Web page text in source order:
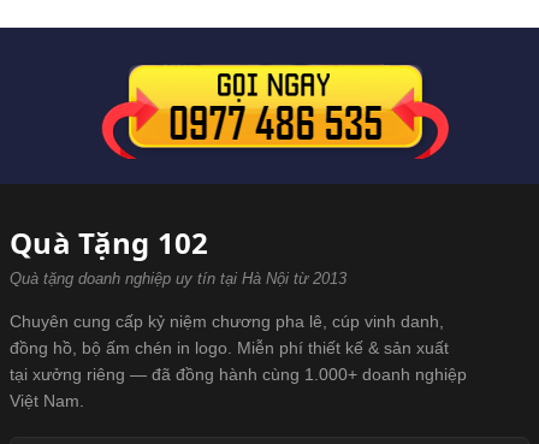
Quà Tặng 102
Quà tặng doanh nghiệp uy tín tại Hà Nội từ 2013
Chuyên cung cấp kỷ niệm chương pha lê, cúp vinh danh,
đồng hồ, bộ ấm chén in logo. Miễn phí thiết kế & sản xuất
tại xưởng riêng — đã đồng hành cùng 1.000+ doanh nghiệp
Việt Nam.